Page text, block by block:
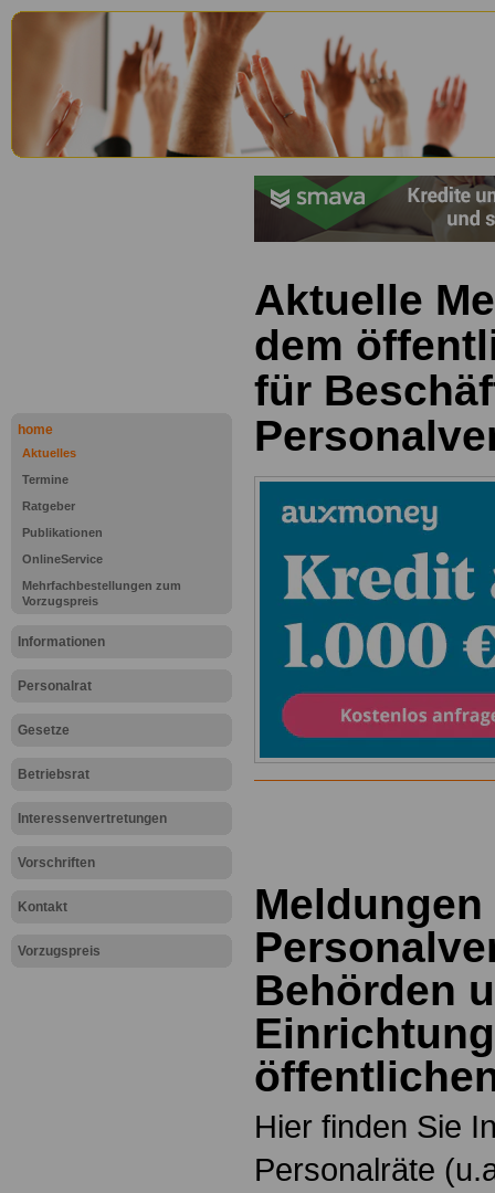
home
Aktuelles
Termine
Ratgeber
Publikationen
OnlineService
Mehrfachbestellungen zum
Vorzugspreis
Informationen
Personalrat
Gesetze
Betriebsrat
Interessenvertretungen
Vorschriften
Kontakt
Vorzugspreis
Aktuelle
dem
für
Behörden
Hier finden Sie
Personalräte